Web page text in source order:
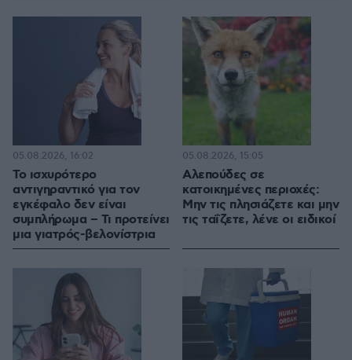
Το ισχυρότερο
αντιγηραντικό για τον
εγκέφαλο δεν είναι
συμπλήρωμα – Τι προτείνει
μια γιατρός-βελονίστρια
05.08.2026, 16:02
Αλεπούδες σε
κατοικημένες περιοχές:
Μην τις πλησιάζετε και μην
τις ταΐζετε, λένε οι ειδικοί
05.08.2026, 15:05